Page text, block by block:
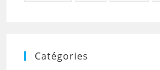
Catégories